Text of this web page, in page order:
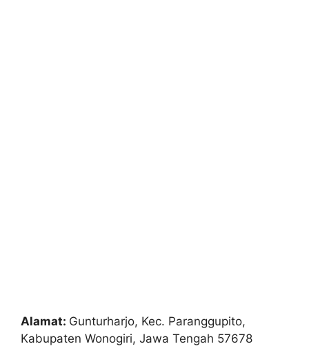
Alamat: Gunturharjo, Kec. Paranggupito,
Kabupaten Wonogiri, Jawa Tengah 57678